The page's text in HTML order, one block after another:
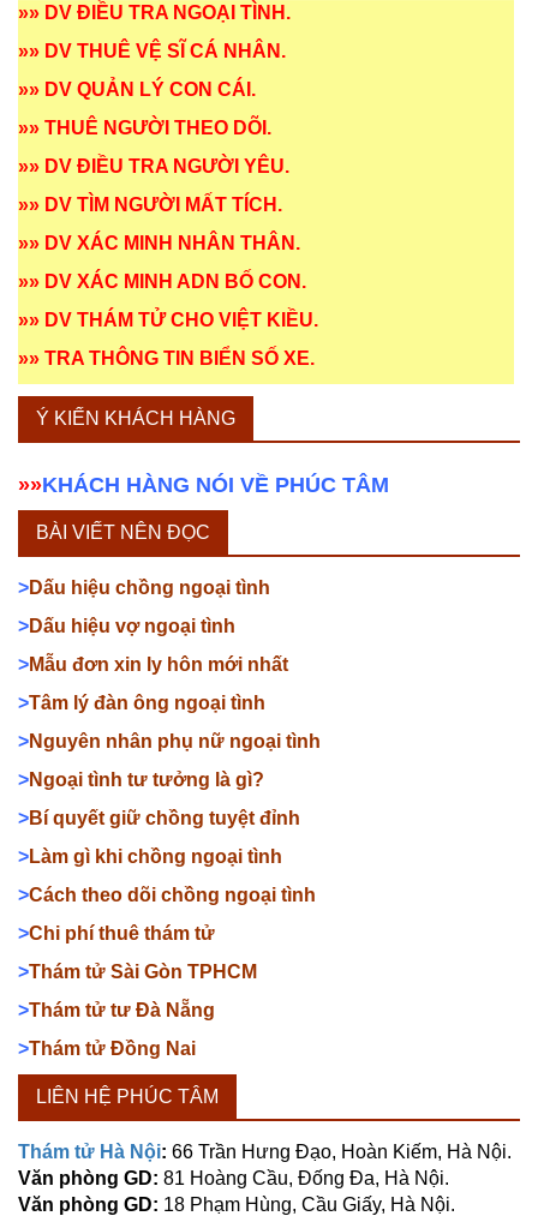
»» DV ĐIỀU TRA NGOẠI TÌNH .
»» DV THUÊ VỆ SĨ CÁ NHÂN .
»» DV QUẢN LÝ CON CÁI .
»» THUÊ NGƯỜI THEO DÕI .
»» DV ĐIỀU TRA NGƯỜI YÊU.
»» DV TÌM NGƯỜI MẤT TÍCH .
»» DV XÁC MINH NHÂN THÂN .
»» DV XÁC MINH ADN BỐ CON .
»» DV THÁM TỬ CHO VIỆT KIỀU.
»» TRA THÔNG TIN BIỂN SỐ XE.
Ý KIẾN KHÁCH HÀNG
»»KHÁCH HÀNG NÓI VỀ PHÚC TÂM
BÀI VIẾT NÊN ĐỌC
>Dấu hiệu chồng ngoại tình
>Dấu hiệu vợ ngoại tình
>Mẫu đơn xin ly hôn mới nhất
>Tâm lý đàn ông ngoại tình
>Nguyên nhân phụ nữ ngoại tình
>Ngoại tình tư tưởng là gì?
>Bí quyết giữ chồng tuyệt đỉnh
>Làm gì khi chồng ngoại tình
>Cách theo dõi chồng ngoại tình
>Chi phí thuê thám tử
>Thám tử Sài Gòn TPHCM
>Thám tử tư Đà Nẵng
>Thám tử Đồng Nai
LIÊN HỆ PHÚC TÂM
Thám tử Hà Nội: 66 Trần Hưng Đạo, Hoàn Kiếm, Hà Nội.
Văn phòng GD: 81 Hoàng Cầu, Đống Đa, Hà Nội.
Văn phòng GD: 18 Phạm Hùng, Cầu Giấy, Hà Nội.